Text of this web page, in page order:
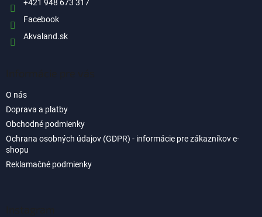
+421 948 673 317
Facebook
Akvaland.sk
O nás
Doprava a platby
Obchodné podmienky
Ochrana osobných údajov (GDPR) - informácie pre zákazníkov e-
shopu
Reklamačné podmienky